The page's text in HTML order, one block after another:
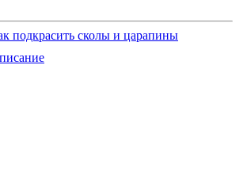
подкрасить сколы и царапины